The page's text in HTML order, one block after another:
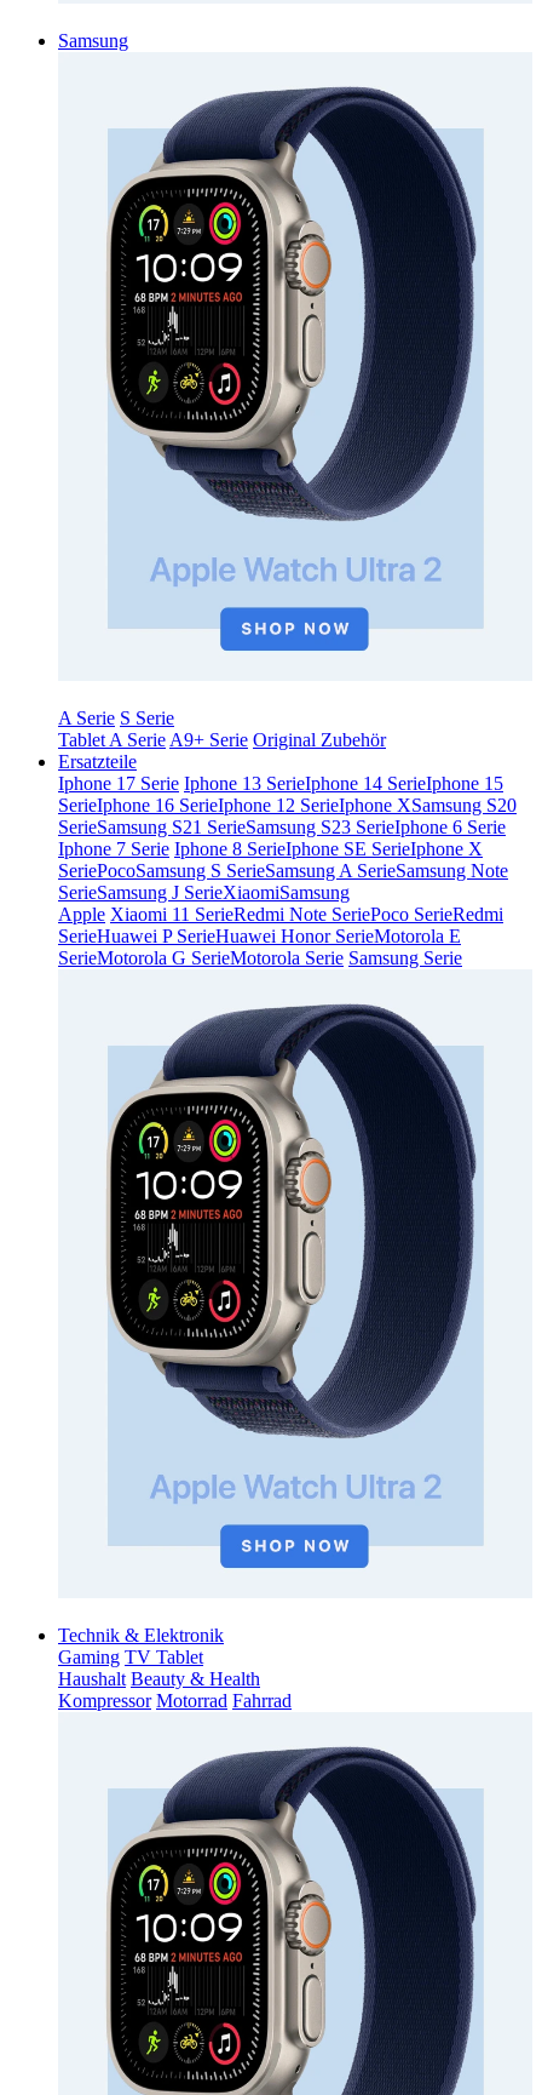
Samsung
A Serie S Serie
Tablet A Serie A9+ Serie Original Zubehör
Ersatzteile
Iphone 17 Serie Iphone 13 SerieIphone 14 SerieIphone 15
SerieIphone 16 SerieIphone 12 SerieIphone XSamsung S20
SerieSamsung S21 SerieSamsung S23 SerieIphone 6 Serie
Iphone 7 Serie Iphone 8 SerieIphone SE SerieIphone X
SeriePocoSamsung S SerieSamsung A SerieSamsung Note
SerieSamsung J SerieXiaomiSamsung
Apple Xiaomi 11 SerieRedmi Note SeriePoco SerieRedmi
SerieHuawei P SerieHuawei Honor SerieMotorola E
SerieMotorola G SerieMotorola Serie Samsung Serie
Technik & Elektronik
Gaming TV Tablet
Haushalt Beauty & Health
Kompressor Motorrad Fahrrad